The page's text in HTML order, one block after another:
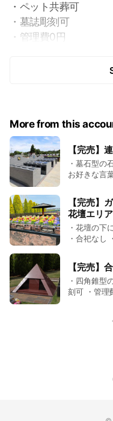
・ペット共葬可
・墓誌彫刻可
・管理費0円
※現在は個別エリア完
More from this
【完売】
・墓石型の
お好きな言
【完売】
花壇エリア
・花壇の下
・合祀なし
【完売】
・四角錐型
刻可 ・管理